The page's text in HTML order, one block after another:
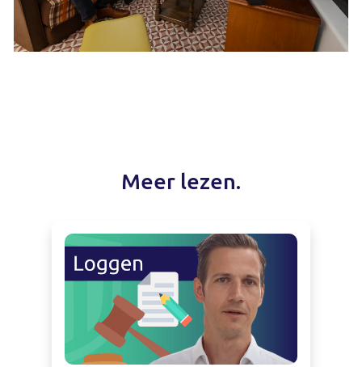
Meer lezen.